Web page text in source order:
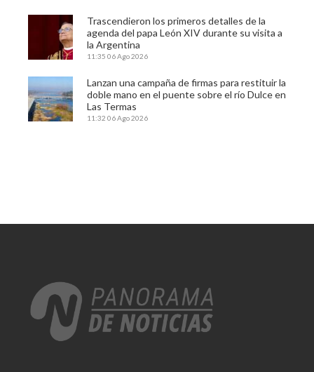
Trascendieron los primeros detalles de la
agenda del papa León XIV durante su visita a
la Argentina
11:35 06 Ago 2026
Lanzan una campaña de firmas para restituir la
doble mano en el puente sobre el río Dulce en
Las Termas
11:32 06 Ago 2026